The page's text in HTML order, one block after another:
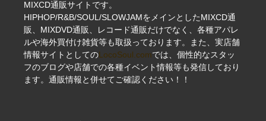
MIXCD通販サイトです。
HIPHOP/R&B/SOUL/SLOWJAMをメインとしたMIXCD通
販、MIXDVD通販、レコード通販だけでなく、各種アパレ
ルや海外買付け雑貨等も取扱っております。また、実店舗
情報サイトとしてのLocoSoul.comでは、個性的なスタッ
フのブログや店舗での各種イベント情報等も発信しており
ます。通販情報と併せてご確認ください！！